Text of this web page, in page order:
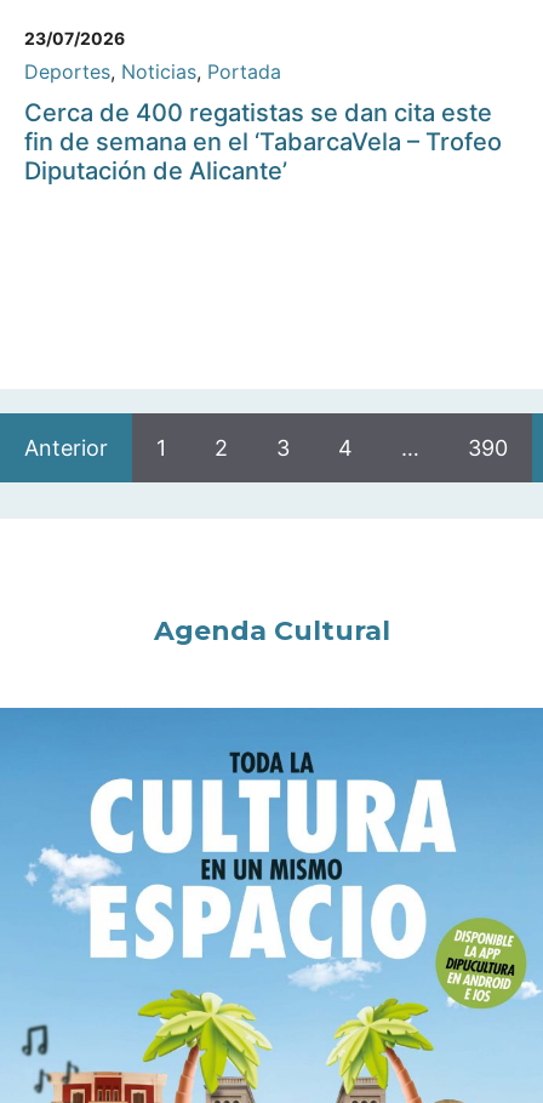
23/07/2026
Deportes, Noticias, Portada
Cerca de 400 regatistas se dan cita este
fin de semana en el ‘TabarcaVela – Trofeo
Diputación de Alicante’
Anterior 1 2 3 4 … 390
Agenda Cultural